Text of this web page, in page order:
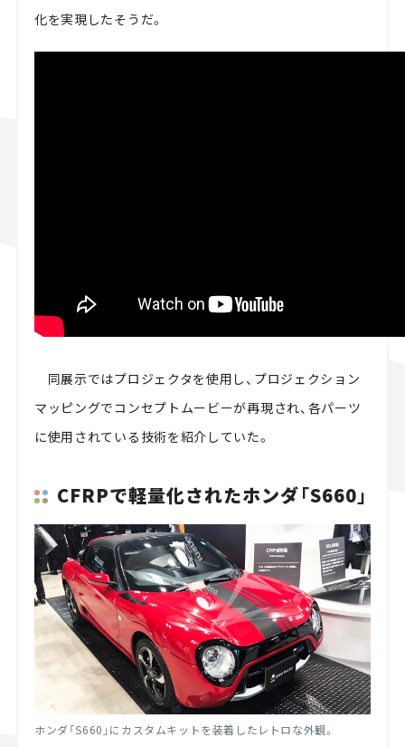
化を実現したそうだ。
同展示ではプロジェクタを使用し、プロジェクション
マッピングでコンセプトムービーが再現され、各パーツ
に使用されている技術を紹介していた。
CFRPで軽量化されたホンダ「S660」
ホンダ「S660」にカスタムキットを装着したレトロな外観。